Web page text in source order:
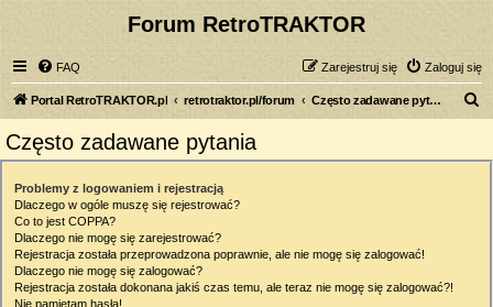
Forum RetroTRAKTOR
FAQ Zaloguj się
Zarejestruj się
Portal RetroTRAKTOR.pl retrotraktor.pl/forum Często zadawane pytania
Często zadawane pytania
Problemy z logowaniem i rejestracją
Dlaczego w ogóle muszę się rejestrować?
Co to jest COPPA?
Dlaczego nie mogę się zarejestrować?
Rejestracja została przeprowadzona poprawnie, ale nie mogę się zalogować!
Dlaczego nie mogę się zalogować?
Rejestracja została dokonana jakiś czas temu, ale teraz nie mogę się zalogować?!
Nie pamiętam hasła!